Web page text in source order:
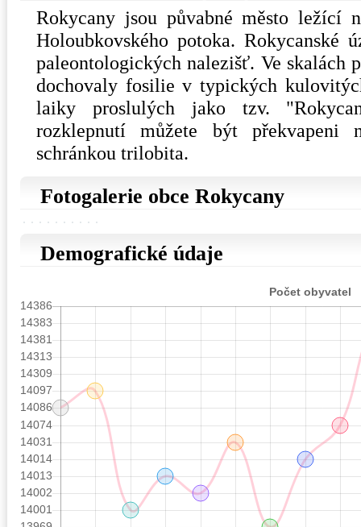
Rokycany jsou půvabné město ležící
Holoubkovského potoka. Rokycanské
paleontologických nalezišť. Ve skalách
dochovaly fosilie v typických
laiky proslulých jako tzv.
rozklepnutí můžete být překvapeni
schránkou trilobita.
Fotogalerie obce Rokycany
Demografické údaje